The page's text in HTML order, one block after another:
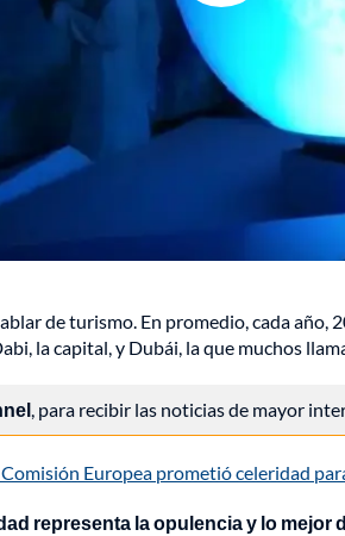
de turismo. En promedio, cada año,
la capital, y Dubái, la que muchos
, para recibir las noticias de mayor
Europea prometió celeridad
representa la opulencia y lo mejor